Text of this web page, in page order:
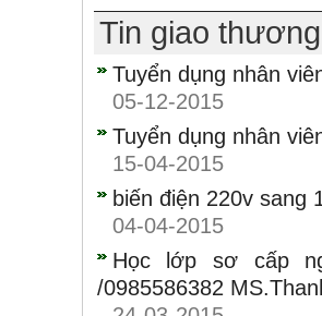
Tin giao
Tuyển dụng nhân
05-12-2015
Tuyển dụng nhân
15-04-2015
biến điện 220v sang
04-04-2015
Học lớp sơ cấp
/0985586382